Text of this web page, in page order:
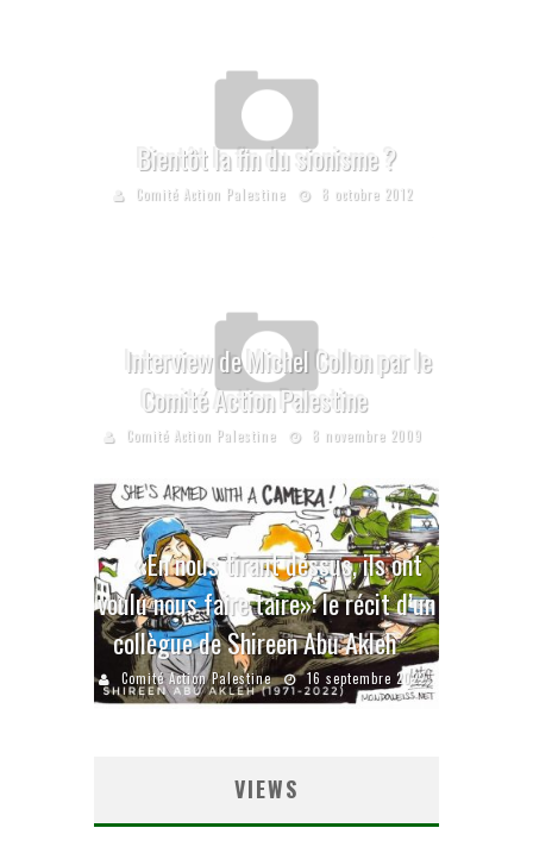
Bientôt la fin du sionisme ?
Comité Action Palestine 8 octobre 2012
Interview de Michel Collon par le
Comité Action Palestine
Comité Action Palestine 8 novembre 2009
«En nous tirant dessus, ils ont
voulu nous faire taire»: le récit d’un
collègue de Shireen Abu Akleh
Comité Action Palestine 16 septembre 2022
VIEWS